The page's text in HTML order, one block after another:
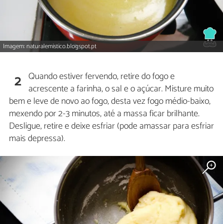
Imagem: naturalemistico.blogspot.pt
2 Quando estiver fervendo, retire do fogo e
acrescente a farinha, o sal e o açúcar. Misture muito
bem e leve de novo ao fogo, desta vez fogo médio-baixo,
mexendo por 2-3 minutos, até a massa ficar brilhante.
Desligue, retire e deixe esfriar (pode amassar para esfriar
mais depressa).